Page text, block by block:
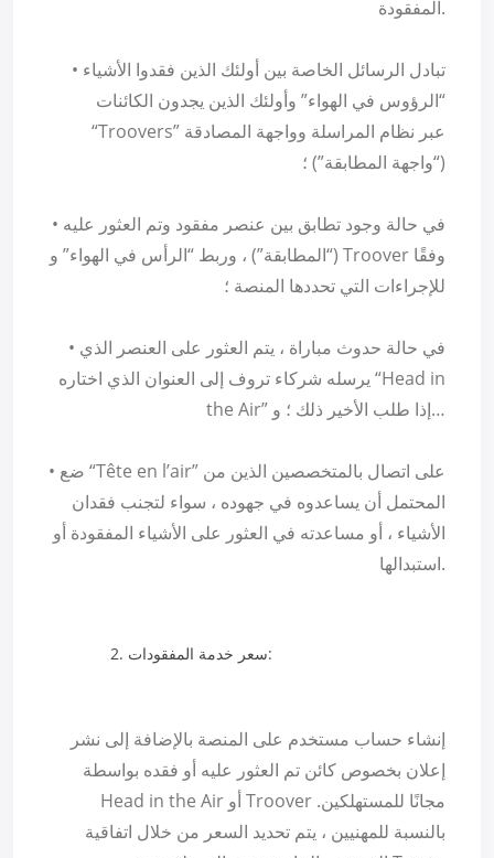
المفقودة.
• تبادل الرسائل الخاصة بين أولئك الذين فقدوا الأشياء
“الرؤوس في الهواء” وأولئك الذين يجدون الكائنات
“Troovers” عبر نظام المراسلة وواجهة المصادقة
(“واجهة المطابقة”) ؛
• في حالة وجود تطابق بين عنصر مفقود وتم العثور عليه
(“المطابقة”) ، وربط “الرأس في الهواء” و Troover وفقًا
للإجراءات التي تحددها المنصة ؛
• في حالة حدوث مباراة ، يتم العثور على العنصر الذي
يرسله شركاء تروف إلى العنوان الذي اختاره “Head in
the Air” إذا طلب الأخير ذلك ؛ و…
• ضع “Tête en l’air” على اتصال بالمتخصصين الذين من
المحتمل أن يساعدوه في جهوده ، سواء لتجنب فقدان
الأشياء ، أو مساعدته في العثور على الأشياء المفقودة أو
استبدالها.
سعر خدمة المفقودات:
إنشاء حساب مستخدم على المنصة بالإضافة إلى نشر
إعلان بخصوص كائن تم العثور عليه أو فقده بواسطة
Head in the Air أو Troover مجانًا للمستهلكين.
بالنسبة للمهنيين ، يتم تحديد السعر من خلال اتفاقية